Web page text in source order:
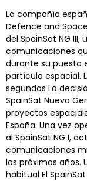
La compañía
Defence and
del SpainSat NG
comunicaciones
durante su puesta
partícula espacial.
segundos La
SpainSat Nueva
proyectos
España. Una vez
al SpainSat NG I,
comunicaciones
los próximos años.
habitual El